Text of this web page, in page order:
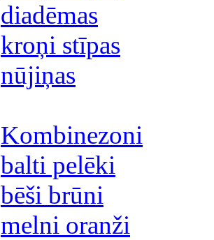
diadēmas
kroņi stīpas
nūjiņas
Kombinezoni
balti pelēki
bēši brūni
melni oranži